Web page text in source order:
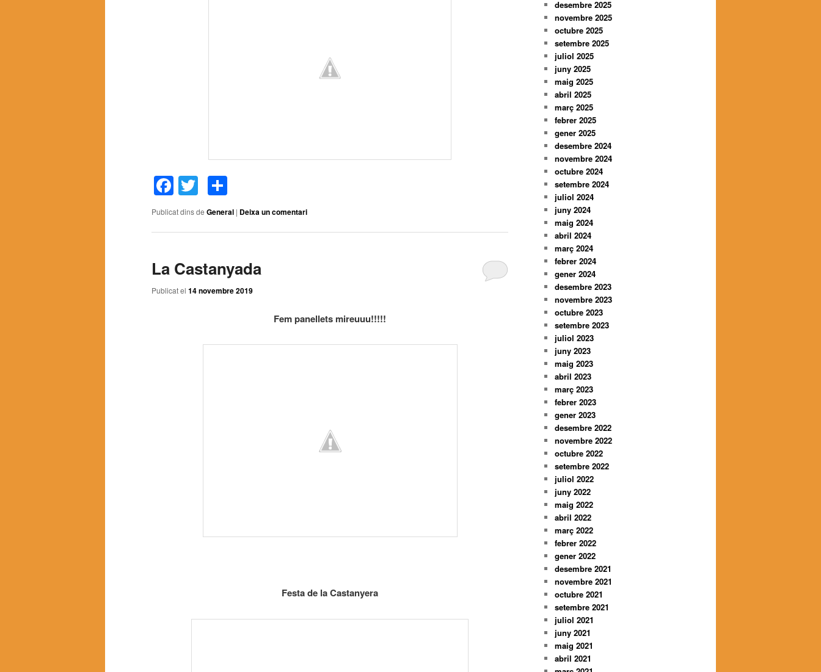
Facebook
Twitter
Publicat dins de General | Deixa un comentari
La Castanyada
Publicat el 14 novembre 2019
Fem panellets mireuuu!!!!!
Festa de la Castanyera
desembre 2025
novembre 2025
octubre 2025
setembre 2025
juliol 2025
juny 2025
maig 2025
abril 2025
març 2025
febrer 2025
gener 2025
desembre 2024
novembre 2024
octubre 2024
setembre 2024
juliol 2024
juny 2024
maig 2024
abril 2024
març 2024
febrer 2024
gener 2024
desembre 2023
novembre 2023
octubre 2023
setembre 2023
juliol 2023
juny 2023
maig 2023
abril 2023
març 2023
febrer 2023
gener 2023
desembre 2022
novembre 2022
octubre 2022
setembre 2022
juliol 2022
juny 2022
maig 2022
abril 2022
març 2022
febrer 2022
gener 2022
desembre 2021
novembre 2021
octubre 2021
setembre 2021
juliol 2021
juny 2021
maig 2021
abril 2021